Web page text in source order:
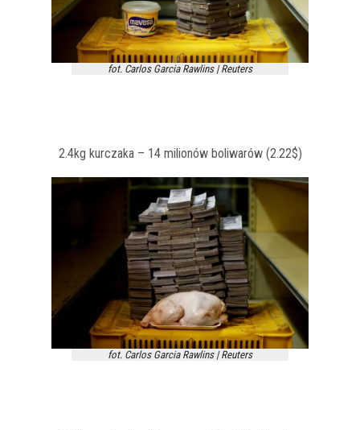
fot. Carlos Garcia Rawlins | Reuters
2.4kg kurczaka – 14 milionów boliwarów (2.22$)
fot. Carlos Garcia Rawlins | Reuters